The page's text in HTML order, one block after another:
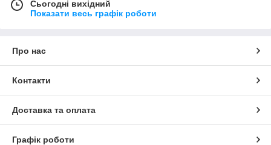
Сьогодні вихідний
Показати весь графік роботи
Про нас
Контакти
Доставка та оплата
Графік роботи